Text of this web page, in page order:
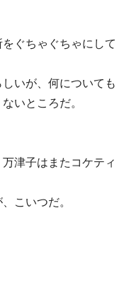
ぐちゃぐちゃにして
いが、何についても
いところだ。
津子はまたコケティ
こいつだ。